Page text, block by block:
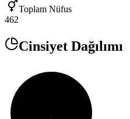
Toplam Nüfus
462
Cinsiyet Dağılımı